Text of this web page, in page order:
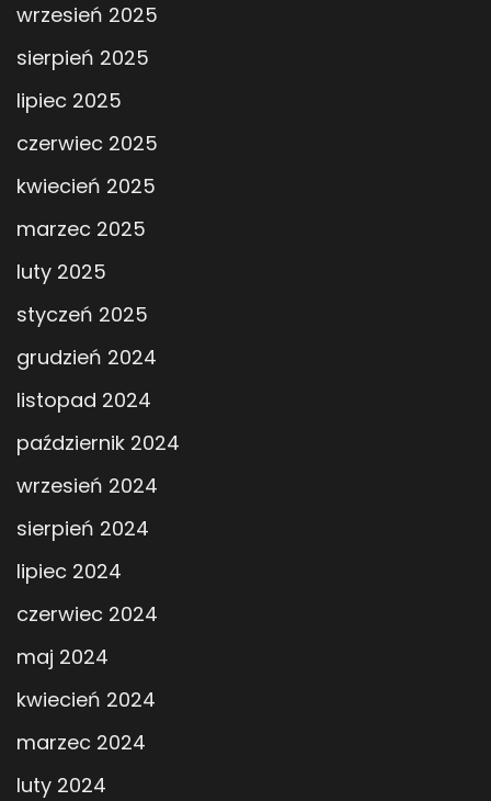
wrzesień 2025
sierpień 2025
lipiec 2025
czerwiec 2025
kwiecień 2025
marzec 2025
luty 2025
styczeń 2025
grudzień 2024
listopad 2024
październik 2024
wrzesień 2024
sierpień 2024
lipiec 2024
czerwiec 2024
maj 2024
kwiecień 2024
marzec 2024
luty 2024